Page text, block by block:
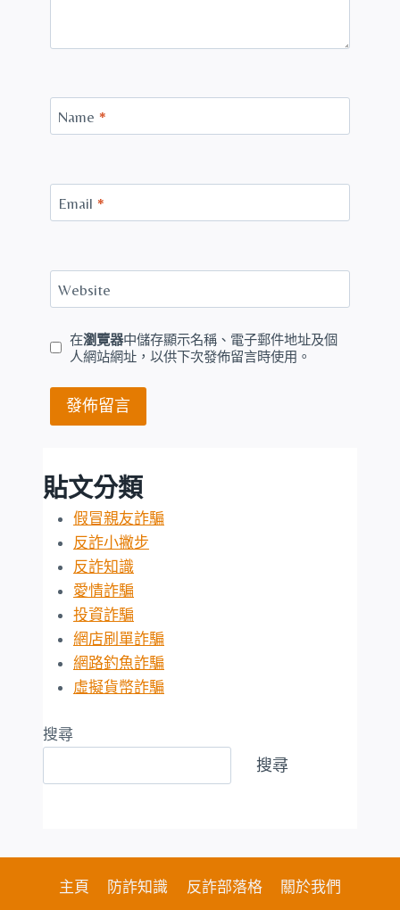
Name *
Email *
Website
在瀏覽器中儲存顯示名稱、電子郵件地址及個
人網站網址，以供下次發佈留言時使用。
貼文分類
假冒親友詐騙
反詐小撇步
反詐知識
愛情詐騙
投資詐騙
網店刷單詐騙
網路釣魚詐騙
虛擬貨幣詐騙
搜尋
搜尋
主頁 防詐知識 反詐部落格 關於我們